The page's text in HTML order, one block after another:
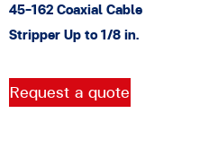
45-162 Coaxial Cable
Stripper Up to 1/8 in.
Request a quote